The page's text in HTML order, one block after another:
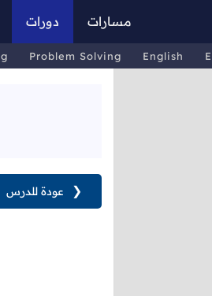
مسارات دورات
Problem Solving English
❮ عودة للدرس